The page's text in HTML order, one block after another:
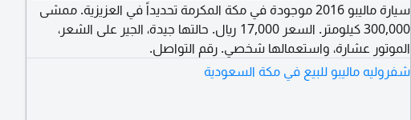
سيارة ماليبو 2016 موجودة في مكة المكرمة تحديداً في العزيزية. ممشى
300,000 كيلومتر. السعر 17,000 ريال. حالتها جيدة، الجير على الشعر،
الموتور عشارة، واستعمالها شخصي. رقم التواصل.
شفروليه ماليبو للبيع في مكة السعودية